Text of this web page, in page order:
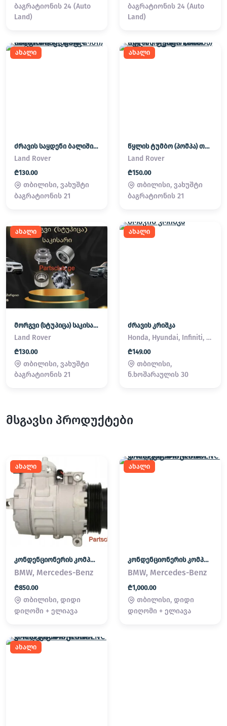
ბაგრატიონის 24 (Auto
Land)
ბაგრატიონის 24 (Auto
Land)
ახალი
ძრავის საყდენი ბალიში (პადმატორნი) Land Rover / Range Rover
Land Rover
₾130.00
თბილისი, ვახუშტი
ბაგრატიონის 21
ახალი
წყლის ტუმბო (პომპა) თერმოსტატი Land Rover / Range Rover
Land Rover
₾150.00
თბილისი, ვახუშტი
ბაგრატიონის 21
ახალი
მორგვი (სტუპიცა) საკისარი Land Rover / Range Rover
Land Rover
₾130.00
თბილისი, ვახუშტი
ბაგრატიონის 21
ახალი
ძრავის კრიშკა
Honda, Hyundai, Infiniti, Kia, Lexus, Mazda, Mitsubishi, Nissan, Subaru, Suzuki, Toyota
₾149.00
თბილისი,
ნ.ხოშარაულის 30
მსგავსი პროდუქტები
ახალი
კონდენციონერის კომპრესორი/KONDENCIONERIS KOMPRESORI
BMW, Mercedes-Benz
₾850.00
თბილისი, დიდი
დიღომი + ელიავა
ახალი
კონდენციონერის კომპრესორი/KONDENCIONERIS KOMPRESORI
BMW, Mercedes-Benz
₾1,000.00
თბილისი, დიდი
დიღომი + ელიავა
ახალი